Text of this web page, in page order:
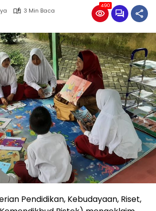
3 Min Baca
490
Pendidikan, Kebudayaan, Riset,